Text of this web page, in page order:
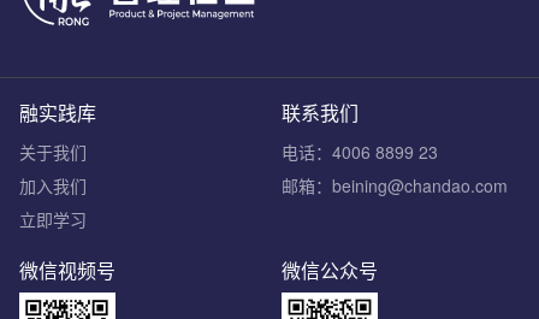
联系我们
电话：4006 8899 23
邮箱：beining@chandao.com
融实践库
关于我们
加入我们
立即学习
微信公众号
微信视频号